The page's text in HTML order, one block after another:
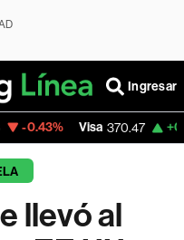
Ingresar
Visa 370.47 +0.52%
llevó al